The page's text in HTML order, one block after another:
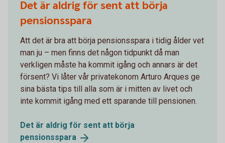
Det är aldrig för sent att börja
pensionsspara
Att det är bra att börja pensionsspara i tidig ålder vet
man ju – men finns det någon tidpunkt då man
verkligen måste ha kommit igång och annars är det
försent? Vi låter vår privatekonom Arturo Arques ge
sina bästa tips till alla som är i mitten av livet och
inte kommit igång med ett sparande till pensionen.
Det är aldrig för sent att börja
pensionsspara